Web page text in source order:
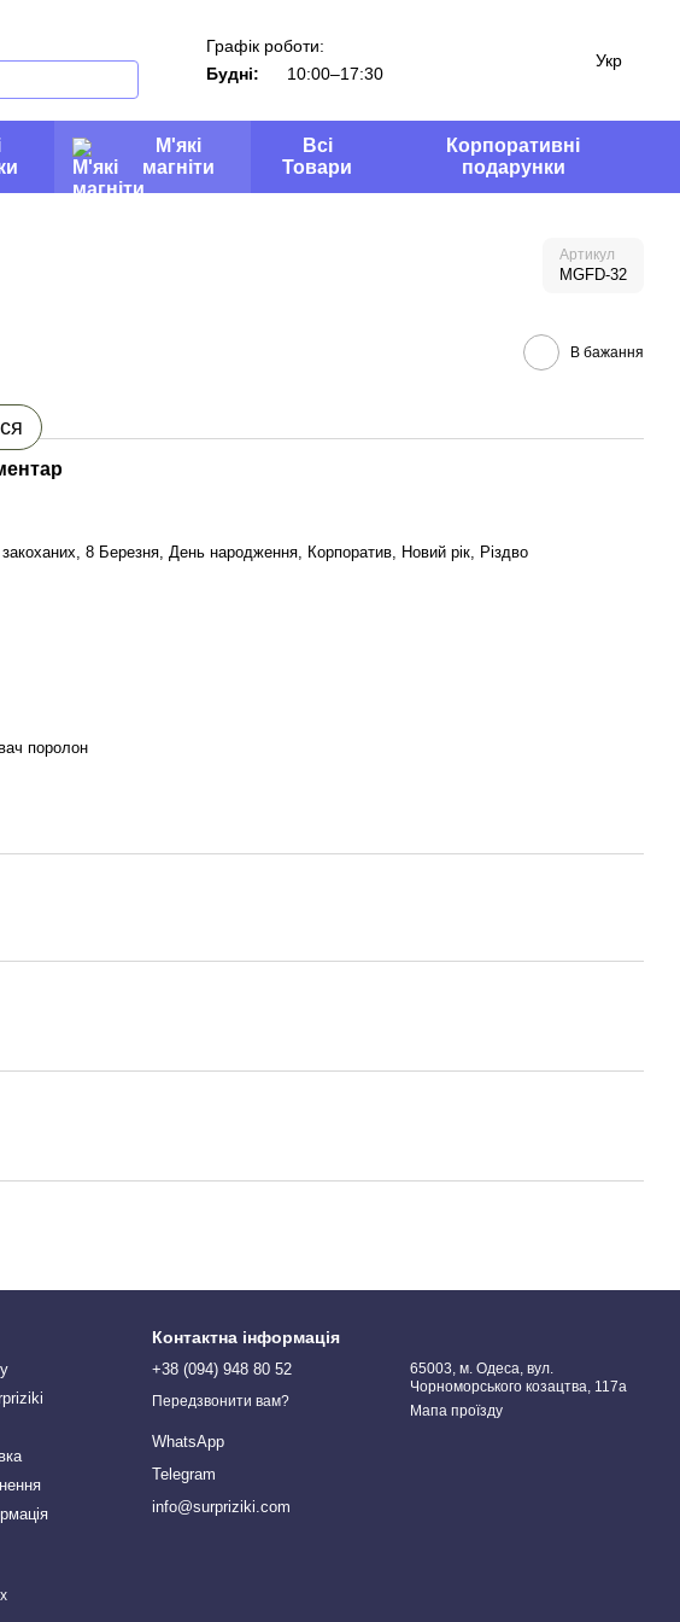
Графік роботи:
Будні:
10:00–17:30
Укр
М'які
магніти
Всі
Товари
Корпоративні
подарунки
Артикул
MGFD-32
В бажання
8 Березня, День народження, Корпоратив, Новий рік, Різдво
поролон
Контактна інформація
+38 (094) 948 80 52
Передзвонити вам?
WhatsApp
Telegram
info@surpriziki.com
65003, м. Одеса, вул.
Чорноморського козацтва, 117а
Мапа проїзду